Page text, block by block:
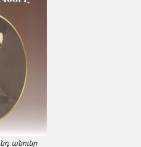
անունը